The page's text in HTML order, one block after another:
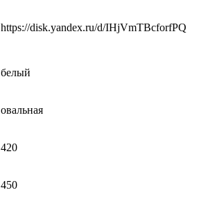
https://disk.yandex.ru/d/IHjVmTBcforfPQ
белый
овальная
420
450